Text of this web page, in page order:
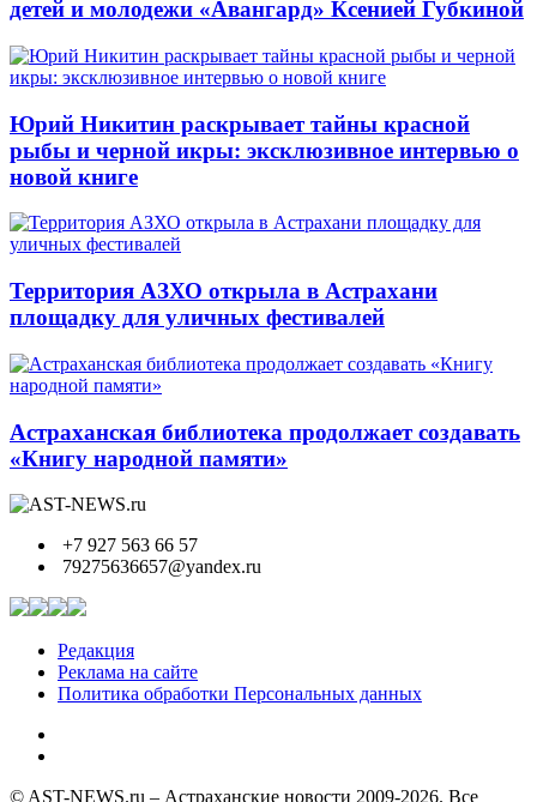
детей и молодежи «Авангард» Ксенией Губкиной
Юрий Никитин раскрывает тайны красной
рыбы и черной икры: эксклюзивное интервью о
новой книге
Территория АЗХО открыла в Астрахани
площадку для уличных фестивалей
Астраханская библиотека продолжает создавать
«Книгу народной памяти»
+7 927 563 66 57
79275636657@yandex.ru
Редакция
Реклама на сайте
Политика обработки Персональных данных
© AST-NEWS.ru – Астраханские новости 2009-2026. Все